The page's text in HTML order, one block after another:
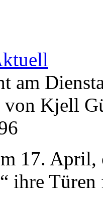
am
von Kjell
17. April,
ihre